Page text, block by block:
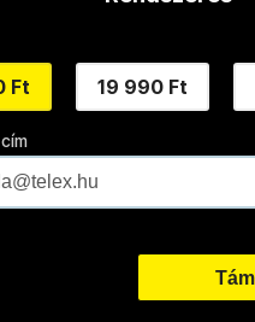
Ft 19 990 Ft